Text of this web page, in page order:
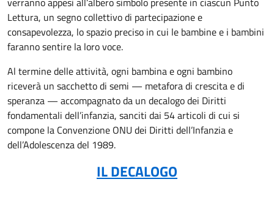
Lettura, un segno collettivo di partecipazione e
consapevolezza, lo spazio preciso in cui le bambine e i bambini
faranno sentire la loro voce.
Al termine delle attività, ogni bambina e ogni bambino
riceverà un sacchetto di semi — metafora di crescita e di
speranza — accompagnato da un decalogo dei Diritti
fondamentali dell’infanzia, sanciti dai 54 articoli di cui si
compone la Convenzione ONU dei Diritti dell’Infanzia e
dell’Adolescenza del 1989.
IL DECALOGO